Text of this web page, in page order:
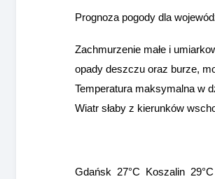
Prognoza pogody dla
Zachmurzenie małe i
opady deszczu oraz burze,
Temperatura maksymalna w
Wiatr słaby z kierunków
Gdańsk 27°C Koszalin